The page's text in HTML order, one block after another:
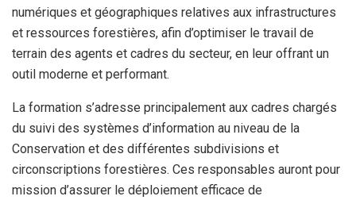
numériques et géographiques relatives aux infrastructures
et ressources forestières, afin d’optimiser le travail de
terrain des agents et cadres du secteur, en leur offrant un
outil moderne et performant.
La formation s’adresse principalement aux cadres chargés
du suivi des systèmes d’information au niveau de la
Conservation et des différentes subdivisions et
circonscriptions forestières. Ces responsables auront pour
mission d’assurer le déploiement efficace de